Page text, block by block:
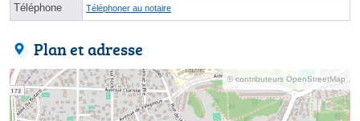
Téléphone Téléphoner au notaire
Plan et adresse
© contributeurs OpenStreetMap